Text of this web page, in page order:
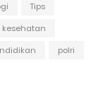
Tips
kesehatan
polri